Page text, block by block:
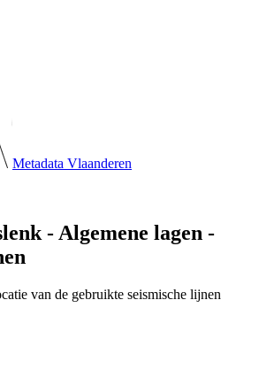
Metadata Vlaanderen
- Algemene lagen -
van de gebruikte seismische lijnen